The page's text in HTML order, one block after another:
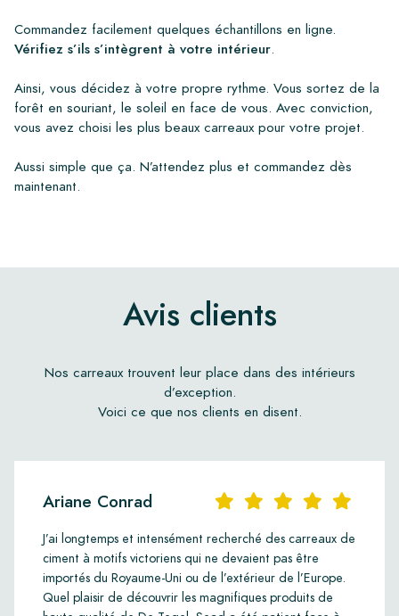
Commandez facilement quelques échantillons en ligne.
Vérifiez s’ils s’intègrent à votre intérieur.
Ainsi, vous décidez à votre propre rythme. Vous sortez de la
forêt en souriant, le soleil en face de vous. Avec conviction,
vous avez choisi les plus beaux carreaux pour votre projet.
Aussi simple que ça. N’attendez plus et commandez dès
maintenant.
Avis clients
Nos carreaux trouvent leur place dans des intérieurs
d’exception.
Voici ce que nos clients en disent.
Ariane Conrad
J’ai longtemps et intensément recherché des carreaux de
ciment à motifs victoriens qui ne devaient pas être
importés du Royaume-Uni ou de l’extérieur de l’Europe.
Quel plaisir de découvrir les magnifiques produits de